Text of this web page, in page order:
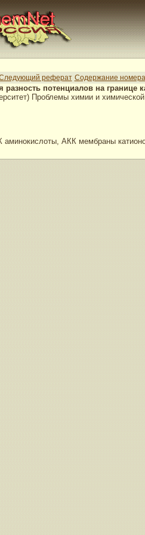
реферат Содержание номера
потенциалов на
Проблемы химии и
аминокислоты, АКК мембраны